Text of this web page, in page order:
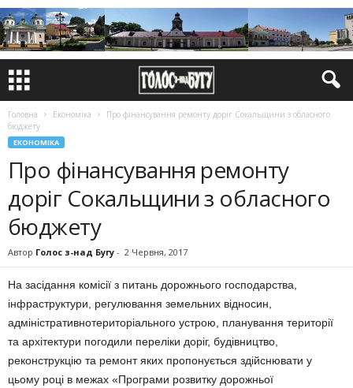
Головна Економіка
Про фінансування ремонту доріг Сокальщини з обласного
бюджету
ЕКОНОМІКА
Про фінансування ремонту
доріг Сокальщини з обласного
бюджету
Автор Голос з-над Бугу - 2 Червня, 2017
На засідання комісії з питань дорожнього господарства,
інфраструктури, регулювання земельних відносин,
адміністративнотериторіального устрою, планування території
та архітектури погодили переліки доріг, будівництво,
реконструкцію та ремонт яких пропонується здійснювати у
цьому році в межах «Програми розвитку дорожньої